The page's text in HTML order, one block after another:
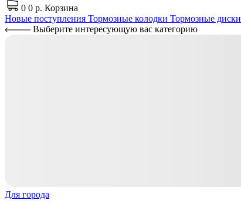
0 0 р. Корзина
Новые поступления Тормозные колодки Тормозные диски
Выберите интересующую вас категорию
Для города